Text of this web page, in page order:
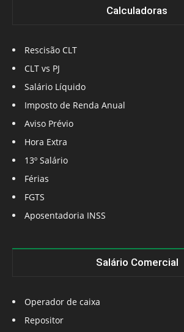
Calculadoras
Rescisão CLT
CLT vs PJ
Salário Líquido
Imposto de Renda Anual
Aviso Prévio
Hora Extra
13º Salário
Férias
FGTS
Aposentadoria INSS
Salário Comercial
Operador de caixa
Repositor